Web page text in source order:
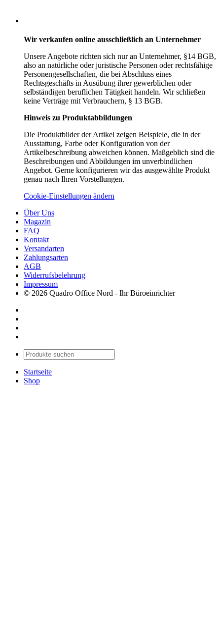
Wir verkaufen online ausschließlich an Unternehmer
Unsere Angebote richten sich nur an Unternehmer, §14 BGB,
also an natürliche oder juristische Personen oder rechtsfähige
Personengesellschaften, die bei Abschluss eines
Rechtsgeschäfts in Ausübung ihrer gewerblichen oder
selbständigen beruflichen Tätigkeit handeln. Wir schließen
keine Verträge mit Verbrauchern, § 13 BGB.
Hinweis zu Produktabbildungen
Die Produktbilder der Artikel zeigen Beispiele, die in der
Ausstattung, Farbe oder Konfiguration von der
Artikelbeschreibung abweichen können. Maßgeblich sind die
Beschreibungen und Abbildungen im unverbindlichen
Angebot. Gerne konfigurieren wir das ausgewählte Produkt
genau nach Ihren Vorstellungen.
Cookie-Einstellungen ändern
Über Uns
Magazin
FAQ
Kontakt
Versandarten
Zahlungsarten
AGB
Widerrufsbelehrung
Impressum
© 2026 Quadro Office Nord - Ihr Büroeinrichter
Startseite
Shop